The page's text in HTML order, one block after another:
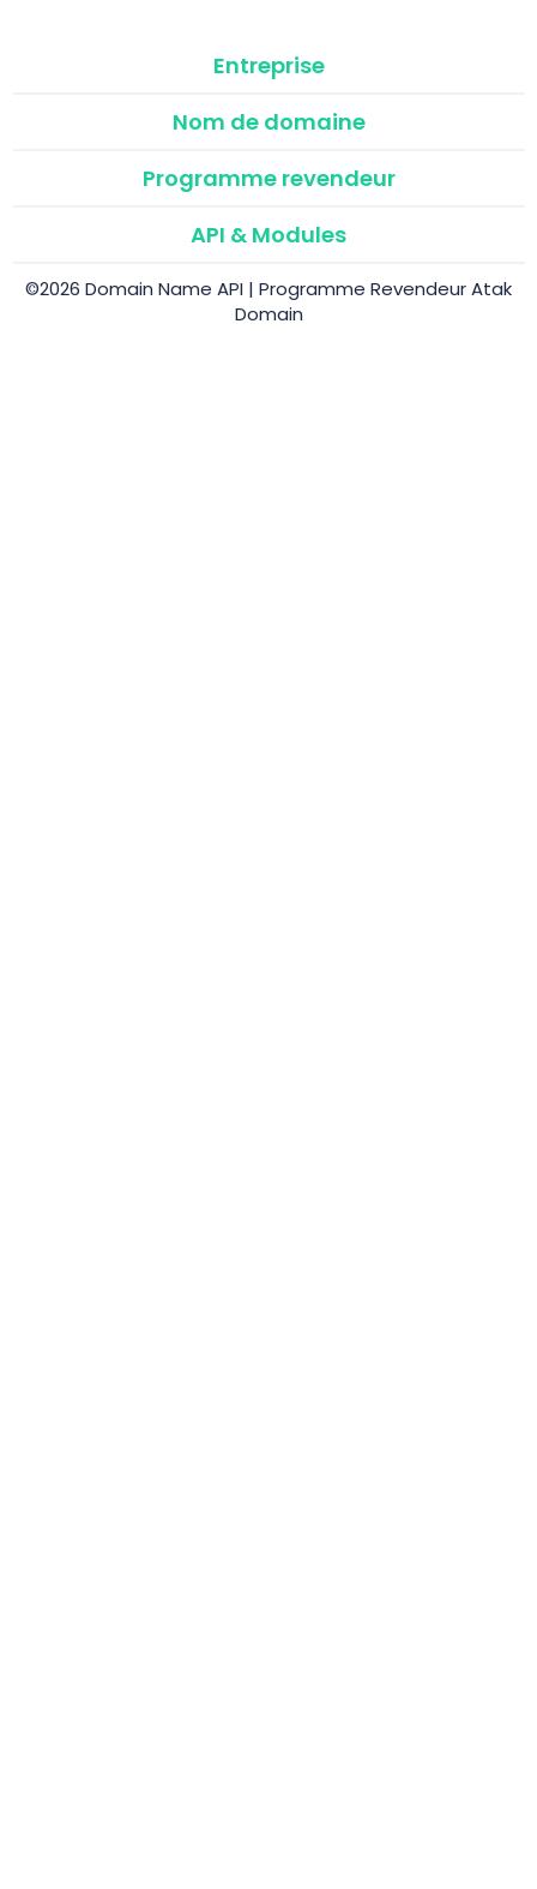
Entreprise
Nom de domaine
Programme revendeur
API & Modules
©2026 Domain Name API | Programme Revendeur Atak
Domain